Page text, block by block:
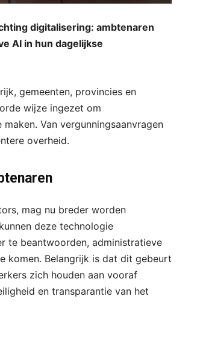
digitalisering: ambtenaren
AI in hun dagelijkse
gemeenten, provincies en
wijze ingezet om
Van vergunningsaanvragen
overheid.
mag nu breder worden
deze technologie
te beantwoorden, administratieve
komen. Belangrijk is dat dit gebeurt
zich houden aan vooraf
en transparantie van het